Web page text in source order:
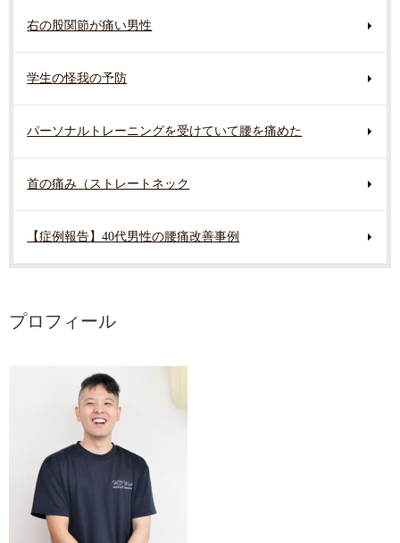
右の股関節が痛い男性
学生の怪我の予防
パーソナルトレーニングを受けていて腰を痛めた
首の痛み（ストレートネック
【症例報告】40代男性の腰痛改善事例
プロフィール